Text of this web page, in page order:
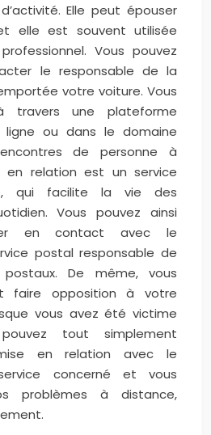
Elle peut épouser
elle est souvent utilisée
Vous pouvez
le responsable de la
votre voiture. Vous
travers une plateforme
ligne ou dans le domaine
de personne à
en relation est un service
qui facilite la vie des
Vous pouvez ainsi
en contact avec le
postal responsable de
postaux. De même, vous
faire opposition à votre
vous avez été victime
tout simplement
en relation avec le
concerné et vous
problèmes à distance,